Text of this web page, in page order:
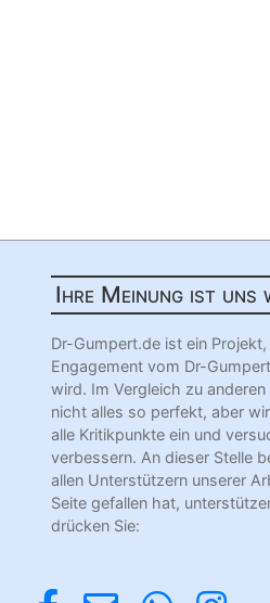
Ihre Meinung ist uns
Dr-Gumpert.de ist ein
Engagement vom Dr-
wird. Im Vergleich zu
nicht alles so perfekt, aber
alle Kritikpunkte ein und
verbessern. An dieser Stelle
allen Unterstützern unserer
Seite gefallen hat,
drücken Sie: